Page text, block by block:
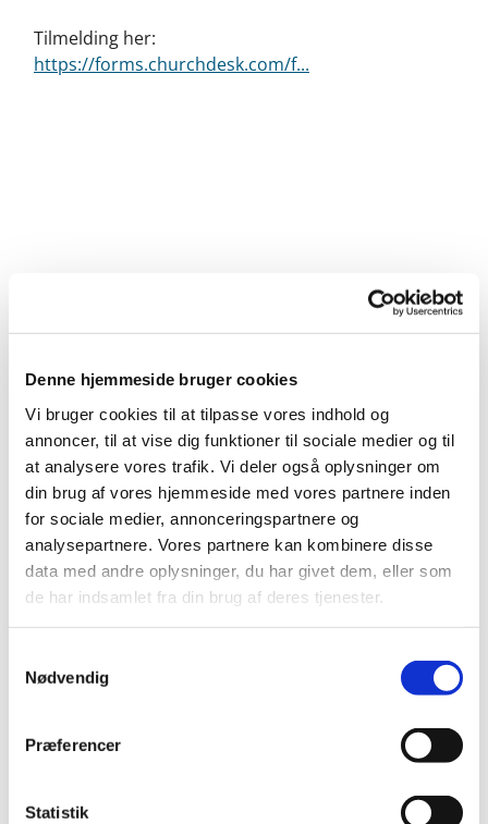
Denne hjemmeside bruger cookies
Vi bruger cookies til at tilpasse vores indhold og
annoncer, til at vise dig funktioner til sociale medier og til
at analysere vores trafik. Vi deler også oplysninger om
din brug af vores hjemmeside med vores partnere inden
for sociale medier, annonceringspartnere og
analysepartnere. Vores partnere kan kombinere disse
data med andre oplysninger, du har givet dem, eller som
de har indsamlet fra din brug af deres tjenester.
Nødvendig
Præferencer
Statistik
Tilmelding her:
https://forms.churchdesk.com/f...
Du vil måske også kunne
lide...